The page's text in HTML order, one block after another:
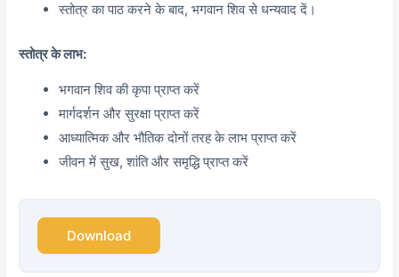
स्तोत्र का पाठ करने के बाद, भगवान शिव से धन्यवाद दें।
स्तोत्र के लाभ:
भगवान शिव की कृपा प्राप्त करें
मार्गदर्शन और सुरक्षा प्राप्त करें
आध्यात्मिक और भौतिक दोनों तरह के लाभ प्राप्त करें
जीवन में सुख, शांति और समृद्धि प्राप्त करें
Download